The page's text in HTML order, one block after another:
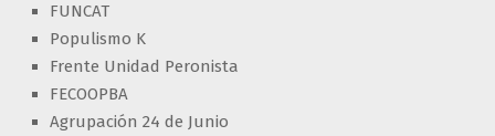
FUNCAT
Populismo K
Frente Unidad Peronista
FECOOPBA
Agrupación 24 de Junio